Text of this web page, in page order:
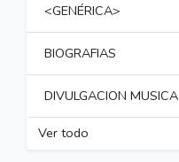
<GENÉRICA>
BIOGRAFIAS
DIVULGACION MUSICA
Ver todo